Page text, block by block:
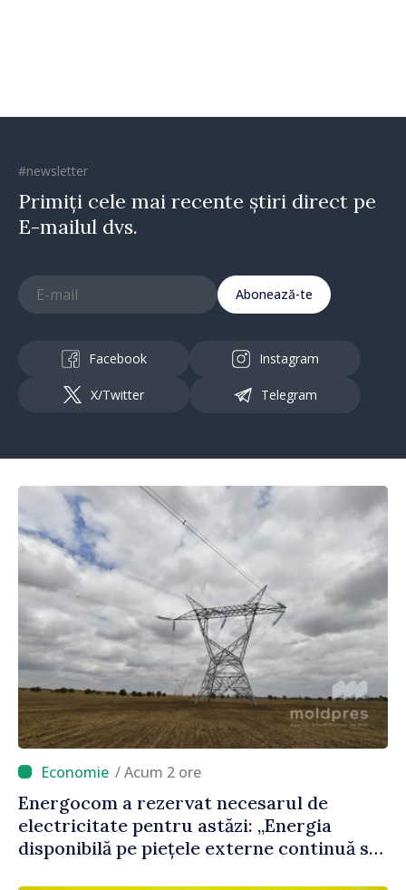
#newsletter
Primiți cele mai recente știri direct pe
E-mailul dvs.
Abonează-te
Facebook Instagram
X/Twitter Telegram
/ Acum 2 ore
Energocom a rezervat necesarul de
electricitate pentru astăzi: „Energia
disponibilă pe piețele externe continuă să